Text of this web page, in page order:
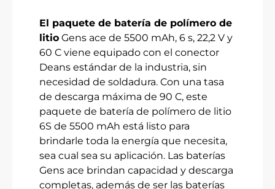
El paquete de batería de polímero de
litio Gens ace de 5500 mAh, 6 s, 22,2 V y
60 C viene equipado con el conector
Deans estándar de la industria, sin
necesidad de soldadura. Con una tasa
de descarga máxima de 90 C, este
paquete de batería de polímero de litio
6S de 5500 mAh está listo para
brindarle toda la energía que necesita,
sea cual sea su aplicación. Las baterías
Gens ace brindan capacidad y descarga
completas, además de ser las baterías